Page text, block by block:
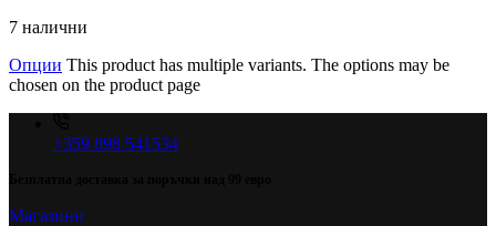
7 налични
Опции This product has multiple variants. The options may be
chosen on the product page
+359 898 541534
Магазини